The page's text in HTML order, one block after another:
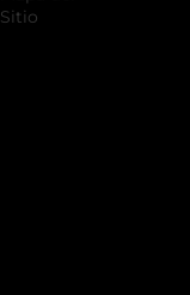
Sitio